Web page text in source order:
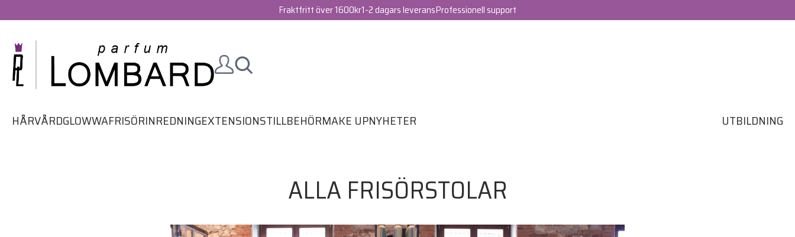
Fraktfritt över 1600kr1-2 dagars leveransProfessionell support
HÅRVÅRDGLOWWAFRISÖRINREDNINGEXTENSIONSTILLBEHÖRMAKE UPNYHETER UTBILDNING
ALLA FRISÖRSTOLAR